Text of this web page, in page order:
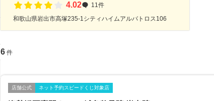
4.02
11件
和歌山県岩出市高塚235-1シティハイムアルバトロス106
6 件
店舗公式 ネット予約スピードくじ対象店